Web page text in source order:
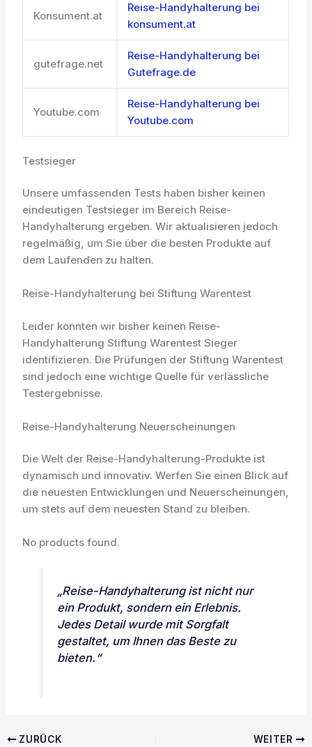
Konsument.at
Reise-Handyhalterung bei
konsument.at
gutefrage.net
Reise-Handyhalterung bei
Gutefrage.de
Youtube.com
Reise-Handyhalterung bei
Youtube.com
Testsieger
Unsere umfassenden Tests haben bisher keinen
eindeutigen Testsieger im Bereich Reise-
Handyhalterung ergeben. Wir aktualisieren jedoch
regelmäßig, um Sie über die besten Produkte auf
dem Laufenden zu halten.
Reise-Handyhalterung bei Stiftung Warentest
Leider konnten wir bisher keinen Reise-
Handyhalterung Stiftung Warentest Sieger
identifizieren. Die Prüfungen der Stiftung Warentest
sind jedoch eine wichtige Quelle für verlässliche
Testergebnisse.
Reise-Handyhalterung Neuerscheinungen
Die Welt der Reise-Handyhalterung-Produkte ist
dynamisch und innovativ. Werfen Sie einen Blick auf
die neuesten Entwicklungen und Neuerscheinungen,
um stets auf dem neuesten Stand zu bleiben.
No products found.
„Reise-Handyhalterung ist nicht nur
ein Produkt, sondern ein Erlebnis.
Jedes Detail wurde mit Sorgfalt
gestaltet, um Ihnen das Beste zu
bieten.“
ZURÜCK WEITER